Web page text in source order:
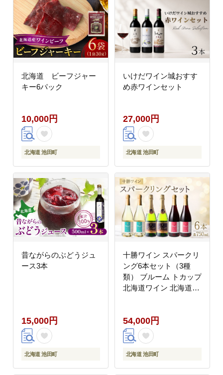
北海道 ビーフジャー
キー6パック
10,000円
北海道 池田町
いけだワイン城おすす
め赤ワインセット
27,000円
北海道 池田町
昔ながらのぶどうジュ
ース3本
15,000円
北海道 池田町
十勝ワイン スパークリ
ング6本セット（3種
類） ブルーム トカップ
北海道ワイン 北海道池
グ
54,000円
北海道 池田町